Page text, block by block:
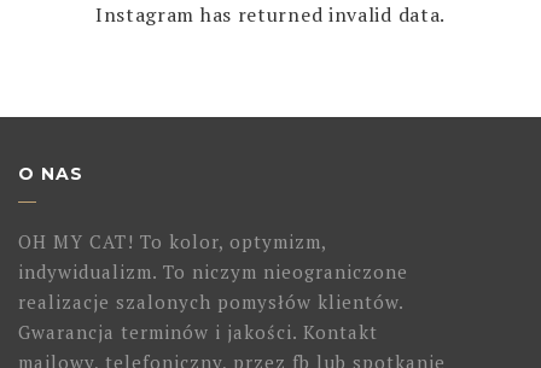
Instagram has returned invalid data.
O NAS
OH MY CAT! To kolor, optymizm,
indywidualizm. To niczym nieograniczone
realizacje szalonych pomysłów klientów.
Gwarancja terminów i jakości. Kontakt
mailowy, telefoniczny, przez fb lub spotkanie